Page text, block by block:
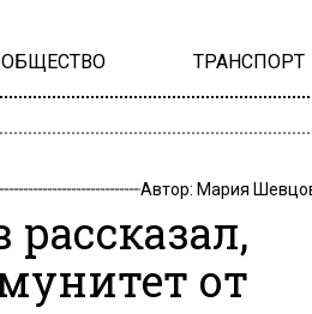
ОБЩЕСТВО ТРАНСПОРТ
Автор: Мария
от